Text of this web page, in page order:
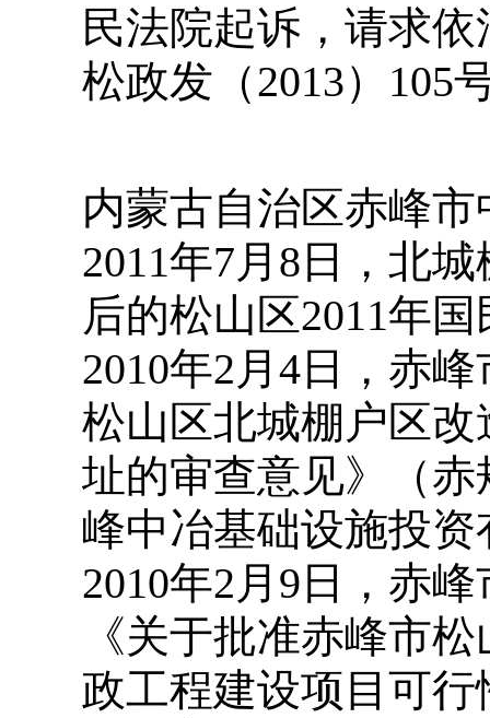
民法院起诉，请求
松政发（2013）105
内蒙古自治区赤峰
2011年7月8日，北
后的松山区2011年
2010年2月4日，赤
松山区北城棚户区
址的审查意见》（赤
峰中冶基础设施投
2010年2月9日，赤
《关于批准赤峰市
政工程建设项目可